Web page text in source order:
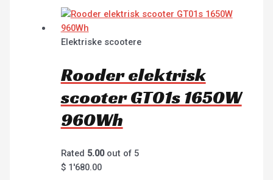
Elektriske scootere
Rooder elektrisk
scooter GT01s 1650W
960Wh
Rated 5.00out of 5
$1'680.00